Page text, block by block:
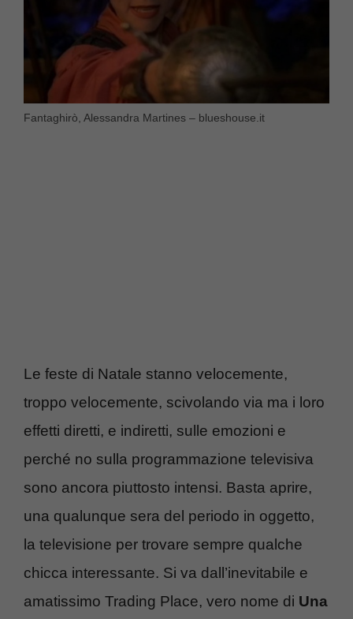
Fantaghirò, Alessandra Martines – blueshouse.it
Le feste di Natale stanno velocemente,
troppo velocemente, scivolando via ma i loro
effetti diretti, e indiretti, sulle emozioni e
perché no sulla programmazione televisiva
sono ancora piuttosto intensi. Basta aprire,
una qualunque sera del periodo in oggetto,
la televisione per trovare sempre qualche
chicca interessante. Si va dall’inevitabile e
amatissimo Trading Place, vero nome di Una